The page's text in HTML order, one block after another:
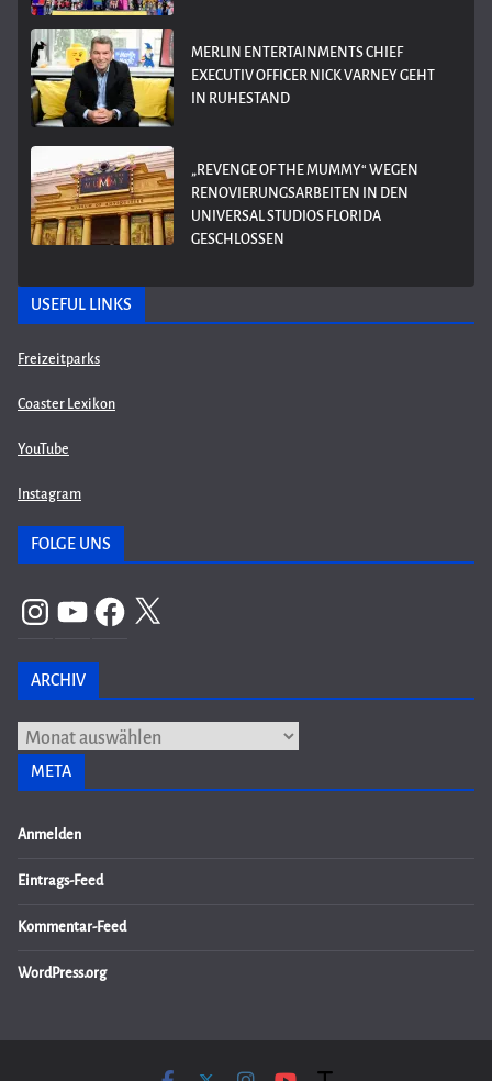
MERLIN ENTERTAINMENTS CHIEF
EXECUTIV OFFICER NICK VARNEY GEHT
IN RUHESTAND
„REVENGE OF THE MUMMY“ WEGEN
RENOVIERUNGSARBEITEN IN DEN
UNIVERSAL STUDIOS FLORIDA
GESCHLOSSEN
USEFUL LINKS
Freizeitparks
Coaster Lexikon
YouTube
Instagram
FOLGE UNS
InstagramYouTubeFacebook
X
ARCHIV
Archiv
META
Anmelden
Eintrags-Feed
Kommentar-Feed
WordPress.org